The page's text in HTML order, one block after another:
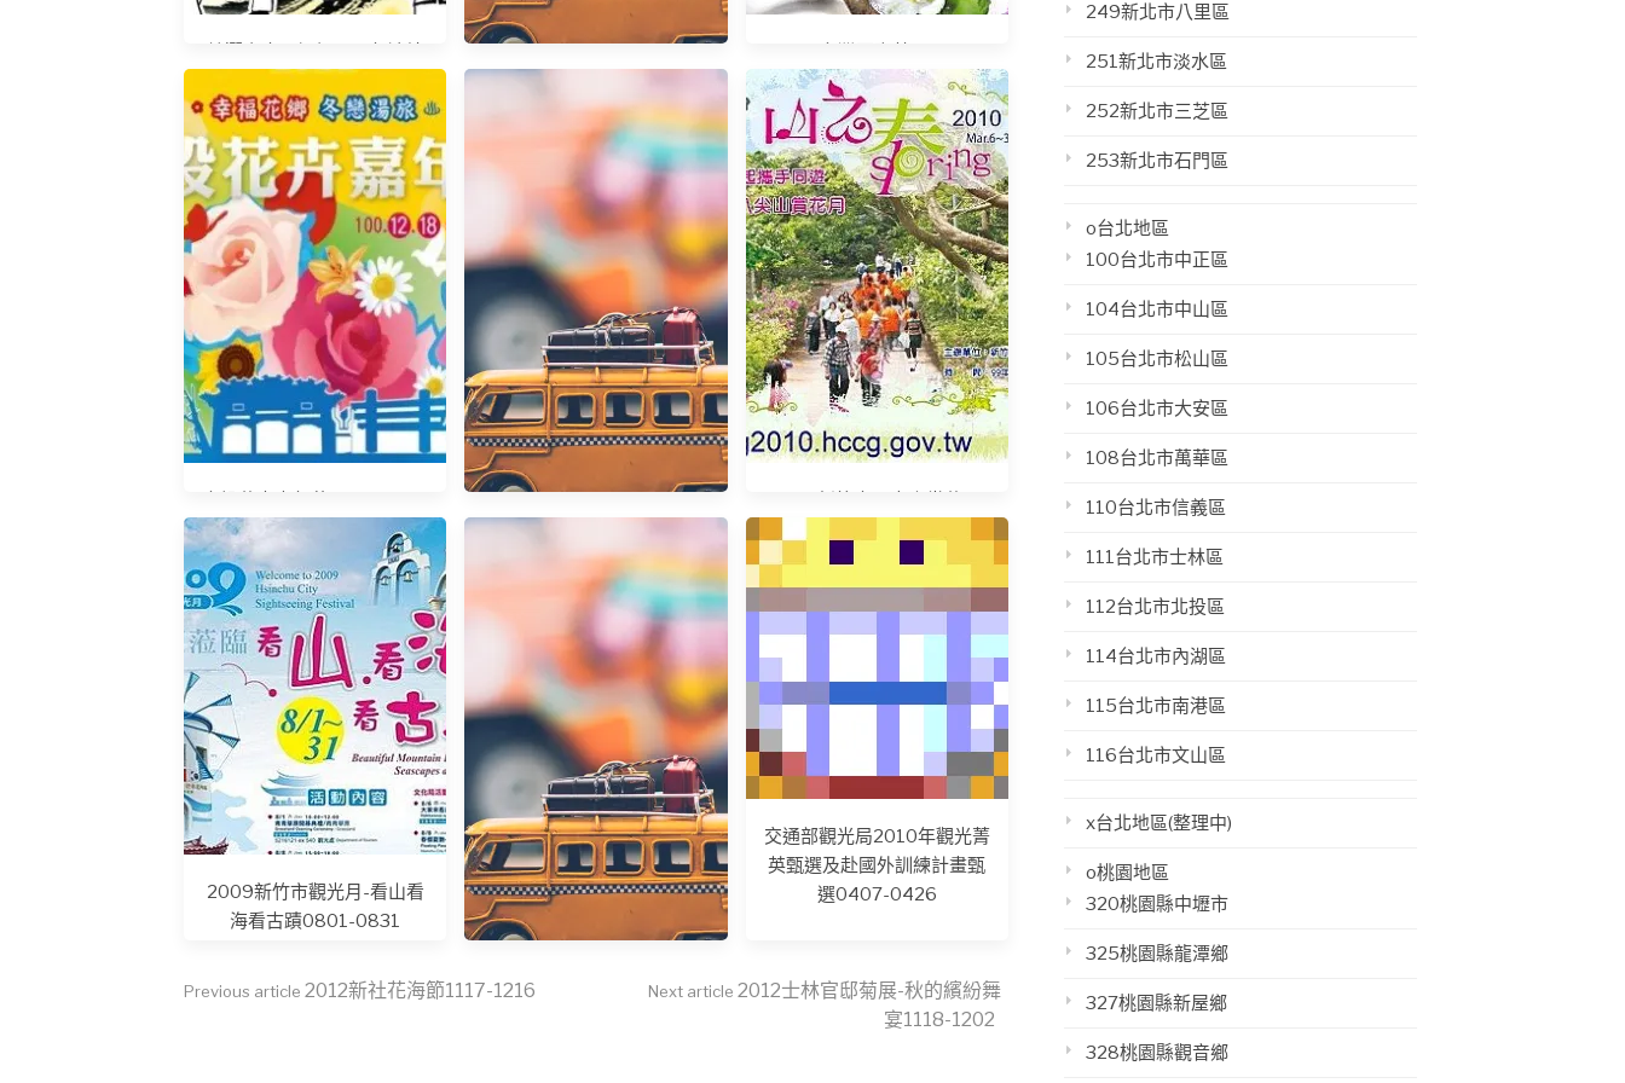
進香活動0323-0401
你了解寂寞嗎
0316
2012.01.15
你是好人嗎？小心情緒過勞
「反撲」
2009新竹市觀光月-看山看
海看古蹟0801-0831
交通部觀光局2010年觀光菁
英甄選及赴國外訓練計畫甄
選0407-0426
Continue
Previous article 2012新社花海節1117-1216 Next article 2012士林官邸菊展-秋的繽紛舞
宴1118-1202
249新北市八里區
251新北市淡水區
252新北市三芝區
253新北市石門區
o台北地區
100台北市中正區
104台北市中山區
105台北市松山區
106台北市大安區
108台北市萬華區
110台北市信義區
111台北市士林區
112台北市北投區
114台北市內湖區
115台北市南港區
116台北市文山區
x台北地區(整理中)
o桃園地區
320桃園縣中壢市
325桃園縣龍潭鄉
327桃園縣新屋鄉
328桃園縣觀音鄉